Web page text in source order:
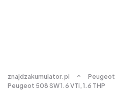
znajdzakumulator.pl Peugeot
Peugeot 508 SW 1.6 VTi, 1.6 THP